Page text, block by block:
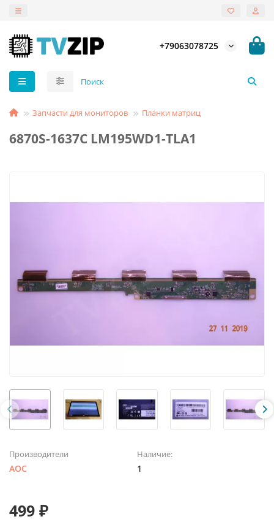
+79063078725
Запчасти для мониторов Планки матриц
6870S-1637C LM195WD1-TLA1
Производители
AOC
Наличие:
1
499 ₽